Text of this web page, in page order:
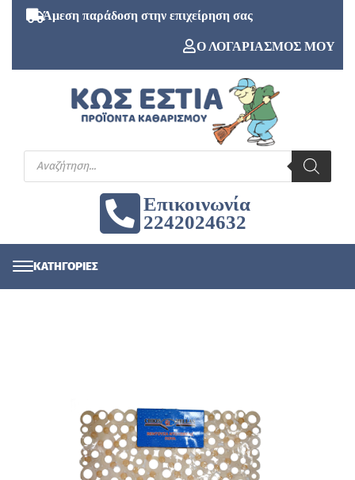
Άμεση παράδοση στην επιχείρηση σας
Ο ΛΟΓΑΡΙΑΣΜΟΣ ΜΟΥ
Επικοινωνία
2242024632